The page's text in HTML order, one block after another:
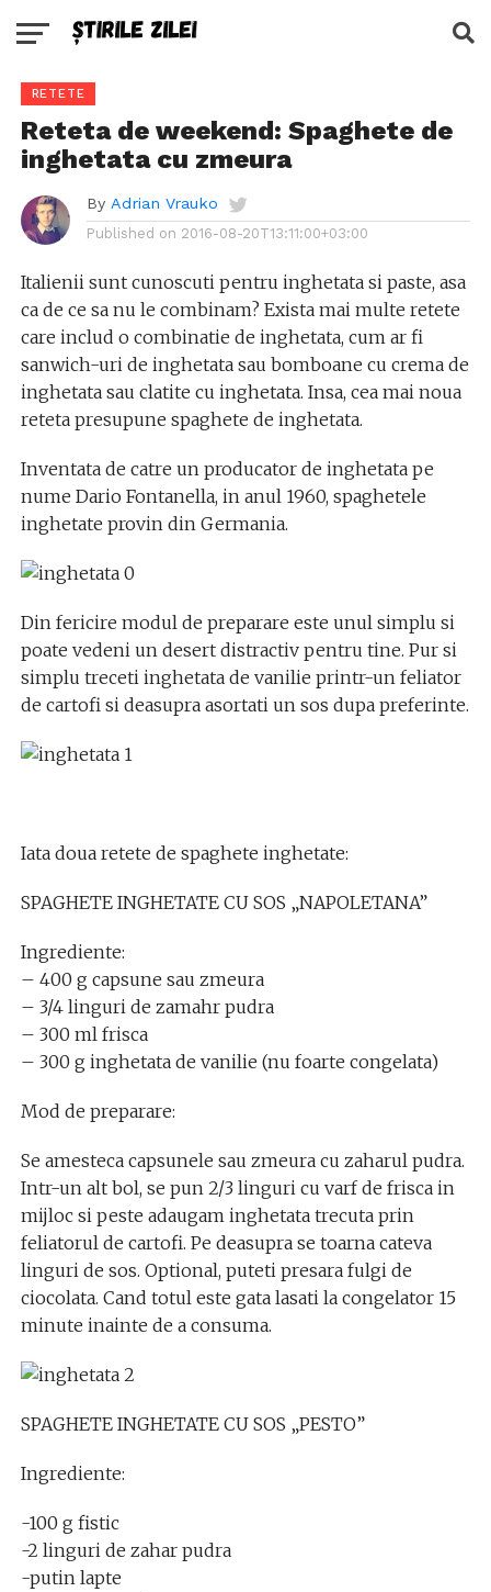
RETETE
Reteta de weekend: Spaghete de
inghetata cu zmeura
By Adrian Vrauko
Published on 2016-08-20T13:11:00+03:00
Italienii sunt cunoscuti pentru inghetata si paste, asa
ca de ce sa nu le combinam? Exista mai multe retete
care includ o combinatie de inghetata, cum ar fi
sanwich-uri de inghetata sau bomboane cu crema de
inghetata sau clatite cu inghetata. Insa, cea mai noua
reteta presupune spaghete de inghetata.
Inventata de catre un producator de inghetata pe
nume Dario Fontanella, in anul 1960, spaghetele
inghetate provin din Germania.
Din fericire modul de preparare este unul simplu si
poate vedeni un desert distractiv pentru tine. Pur si
simplu treceti inghetata de vanilie printr-un feliator
de cartofi si deasupra asortati un sos dupa preferinte.
Iata doua retete de spaghete inghetate:
SPAGHETE INGHETATE CU SOS „NAPOLETANA”
Ingrediente:
– 400 g capsune sau zmeura
– 3/4 linguri de zamahr pudra
– 300 ml frisca
– 300 g inghetata de vanilie (nu foarte congelata)
Mod de preparare:
Se amesteca capsunele sau zmeura cu zaharul pudra.
Intr-un alt bol, se pun 2/3 linguri cu varf de frisca in
mijloc si peste adaugam inghetata trecuta prin
feliatorul de cartofi. Pe deasupra se toarna cateva
linguri de sos. Optional, puteti presara fulgi de
ciocolata. Cand totul este gata lasati la congelator 15
minute inainte de a consuma.
SPAGHETE INGHETATE CU SOS „PESTO”
Ingrediente:
-100 g fistic
-2 linguri de zahar pudra
-putin lapte